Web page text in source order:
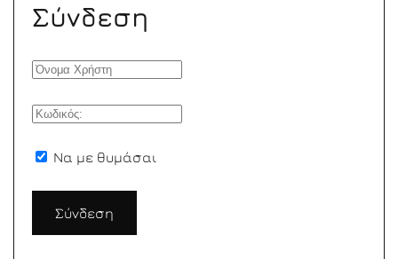
Σύνδεση
Να με θυμάσαι
Σύνδεση